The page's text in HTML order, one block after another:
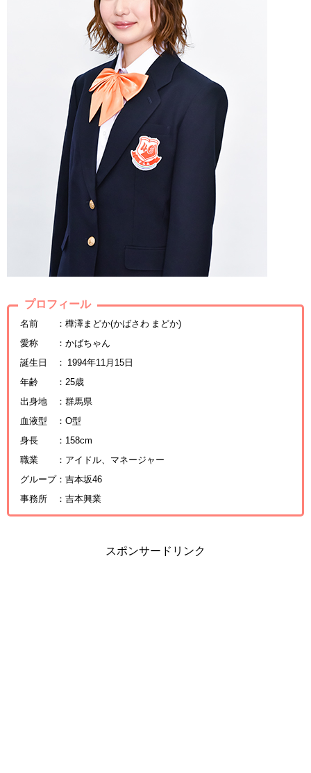
プロフィール
名前 ：樺澤まどか(かばさわ まどか)
愛称 ：かばちゃん
誕生日 ： 1994年11月15日
年齢 ：25歳
出身地 ：群馬県
血液型 ：O型
身長 ：158cm
職業 ：アイドル、マネージャー
グループ：吉本坂46
事務所 ：吉本興業
スポンサードリンク